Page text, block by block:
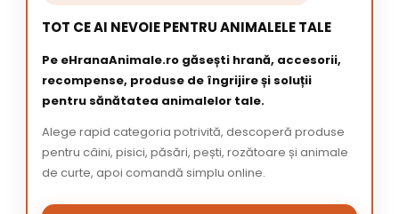
TOT CE AI NEVOIE PENTRU ANIMALELE TALE
Pe eHranaAnimale.ro găsești hrană, accesorii,
recompense, produse de îngrijire și soluții
pentru sănătatea animalelor tale.
Alege rapid categoria potrivită, descoperă produse
pentru câini, pisici, păsări, pești, rozătoare și animale
de curte, apoi comandă simplu online.